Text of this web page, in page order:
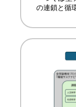
の連鎖と循